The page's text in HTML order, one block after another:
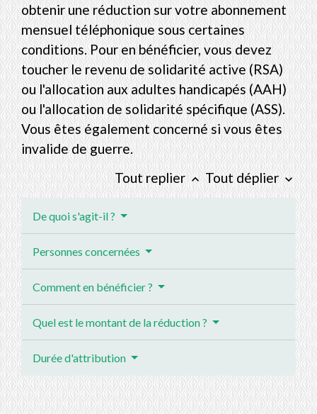
obtenir une réduction sur votre abonnement
mensuel téléphonique sous certaines
conditions. Pour en bénéficier, vous devez
toucher le revenu de solidarité active (RSA)
ou l'allocation aux adultes handicapés (AAH)
ou l'allocation de solidarité spécifique (ASS).
Vous êtes également concerné si vous êtes
invalide de guerre.
Tout replier keyboard_arrow_up Tout déplier keyboard_arrow_down
De quoi s'agit-il ?
Personnes concernées
Comment en bénéficier ?
Quel est le montant de la réduction ?
Durée d'attribution